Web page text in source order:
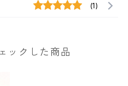
(1)
ックした商品